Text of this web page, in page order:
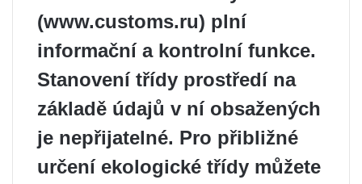
(www.customs.ru) plní
informační a kontrolní funkce.
Stanovení třídy prostředí na
základě údajů v ní obsažených
je nepřijatelné. Pro přibližné
určení ekologické třídy můžete